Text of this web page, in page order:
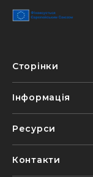
Сторінки
Інформація
Ресурси
Контакти